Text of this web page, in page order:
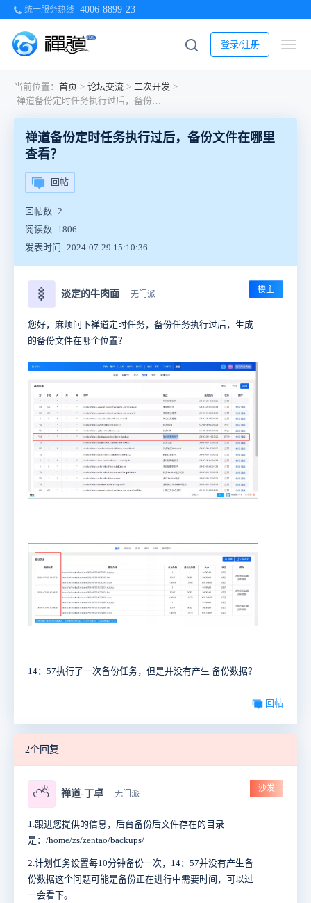
统一服务热线 4006-8899-23
登录/注册
当前位置： 首页 > 论坛交流 > 二次开发 >
禅道备份定时任务执行过后，备份文件在哪里查看？
禅道备份定时任务执行过后，备份文件在哪里
查看？
回帖
回帖数 2
阅读数 1806
发表时间
2024-07-29 15:10:36
🍢 淡定的牛肉面 无门派 楼主
您好，麻烦问下禅道定时任务，备份任务执行过后，生成
的备份文件在哪个位置？
14：57执行了一次备份任务，但是并没有产生 备份数据？
回帖
2个回复
⛅ 禅道-丁卓 无门派
沙发
1.跟进您提供的信息，后台备份后文件存在的目录
是：/home/zs/zentao/backups/
2.计划任务设置每10分钟备份一次， 14：57并没有产生备
份数据这个问题可能是备份正在进行中需要时间，可以过
一会看下。